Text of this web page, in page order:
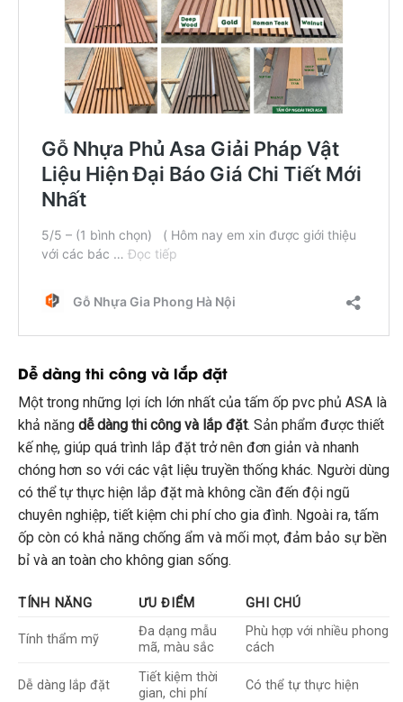
Dễ dàng thi công và lắp đặt
Một trong những lợi ích lớn nhất của tấm ốp pvc phủ ASA là
khả năng dễ dàng thi công và lắp đặt. Sản phẩm được thiết
kế nhẹ, giúp quá trình lắp đặt trở nên đơn giản và nhanh
chóng hơn so với các vật liệu truyền thống khác. Người dùng
có thể tự thực hiện lắp đặt mà không cần đến đội ngũ
chuyên nghiệp, tiết kiệm chi phí cho gia đình. Ngoài ra, tấm
ốp còn có khả năng chống ẩm và mối mọt, đảm bảo sự bền
bỉ và an toàn cho không gian sống.
TÍNH NĂNG ƯU ĐIỂM GHI CHÚ
Tính thẩm mỹ
Đa dạng mẫu
mã, màu sắc
Phù hợp với nhiều phong
cách
Dễ dàng lắp đặt
Tiết kiệm thời
gian, chi phí
Có thể tự thực hiện